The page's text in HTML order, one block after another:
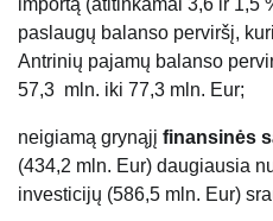
importą (atitinkamai 3,6 ir 1,5
paslaugų balanso perviršį,
Antrinių pajamų balanso
57,3 mln. iki 77,3 mln. Eur;
neigiamą grynąjį finansinės
(434,2 mln. Eur) daugiausia
investicijų (586,5 mln. Eur)